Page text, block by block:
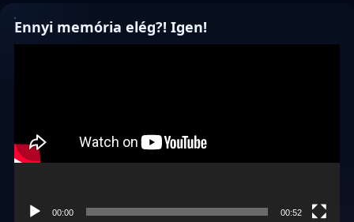
Ennyi memória elég?! Igen!
00:00 00:52